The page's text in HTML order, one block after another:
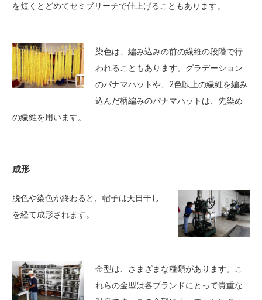
を短くとどめてセミブリーチで仕上げることもあります。
染色は、編み込みの前の繊維の段階で行
われることもあります。グラデーション
のパナマハットや、2色以上の繊維を編み
込んだ柄編みのパナマハットは、先染め
の繊維を用います。
成形
脱色や染色が終わると、帽子は天日干し
を経て成形されます。
金型は、さまざまな種類があります。こ
れらの金型は各ブランドにとって貴重な